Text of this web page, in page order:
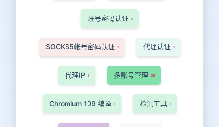
账号密码认证 2
SOCKS5帐号密码认证 1 代理认证 1
代理IP 5 多账号管理 39
Chromium 109 编译 1 检测工具 1